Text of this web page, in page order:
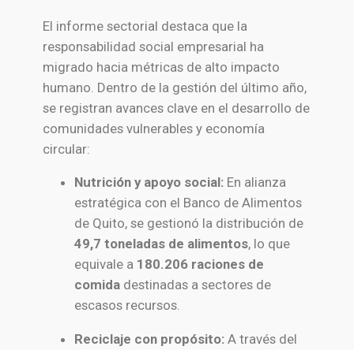
El informe sectorial destaca que la
responsabilidad social empresarial ha
migrado hacia métricas de alto impacto
humano. Dentro de la gestión del último año,
se registran avances clave en el desarrollo de
comunidades vulnerables y economía
circular:
Nutrición y apoyo social:En alianza
estratégica con el Banco de Alimentos
de Quito, se gestionó la distribución de
49,7 toneladas de alimentos, lo que
equivale a 180.206 raciones de
comidadestinadas a sectores de
escasos recursos.
Reciclaje con propósito:A través del